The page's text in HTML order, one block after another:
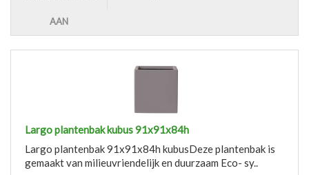
AAN
Largo plantenbak kubus 91x91x84h
Largo plantenbak 91x91x84h kubusDeze plantenbak is
gemaakt van milieuvriendelijk en duurzaam Eco- sy..